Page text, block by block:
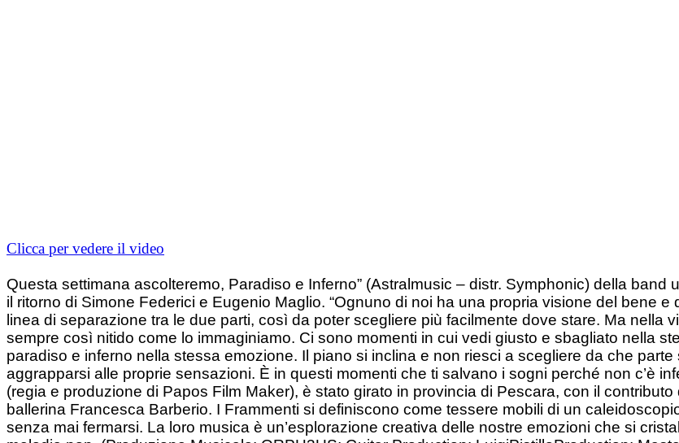
Clicca per vedere il video
Questa settimana ascolteremo, Paradiso e Inferno” (Astralmusic – distr. Symphonic) della
il ritorno di Simone Federici e Eugenio Maglio. “Ognuno di noi ha una propria visione del bene
linea di separazione tra le due parti, così da poter scegliere più facilmente dove stare. Ma nella
sempre così nitido come lo immaginiamo. Ci sono momenti in cui vedi giusto e sbagliato nella
paradiso e inferno nella stessa emozione. Il piano si inclina e non riesci a scegliere da che
aggrapparsi alle proprie sensazioni. È in questi momenti che ti salvano i sogni perché non c’è
(regia e produzione di Papos Film Maker), è stato girato in provincia di Pescara, con il
ballerina Francesca Barberio. I Frammenti si definiscono come tessere mobili di un
senza mai fermarsi. La loro musica è un’esplorazione creativa delle nostre emozioni che si